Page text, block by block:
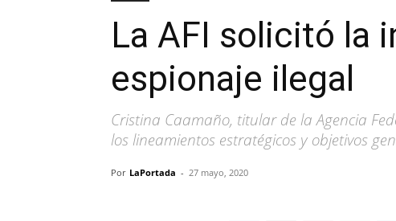
La AFI solicitó la
espionaje ilegal
Cristina Caamaño, titular de la Agencia
los lineamientos estratégicos y objetivos
Por LaPortada - 27 mayo, 2020